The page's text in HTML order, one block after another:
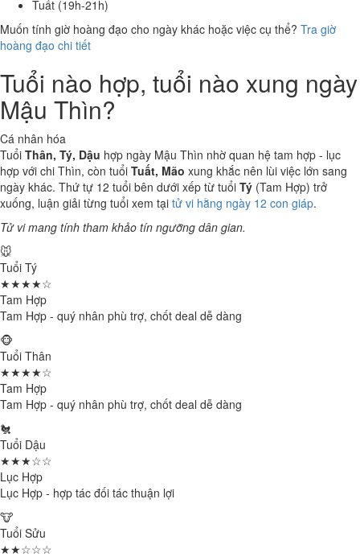
Tuất (19h-21h)
Muốn tính giờ hoàng đạo cho ngày khác hoặc việc cụ thể? Tra giờ
hoàng đạo chi tiết
Tuổi nào hợp, tuổi nào xung ngày
Mậu Thìn?
Cá nhân hóa
Tuổi Thân, Tý, Dậu hợp ngày Mậu Thìn nhờ quan hệ tam hợp - lục
hợp với chi Thìn, còn tuổi Tuất, Mão xung khắc nên lùi việc lớn sang
ngày khác. Thứ tự 12 tuổi bên dưới xếp từ tuổi Tý (Tam Hợp) trở
xuống, luận giải từng tuổi xem tại tử vi hằng ngày 12 con giáp.
Tử vi mang tính tham khảo tín ngưỡng dân gian.
🐭
Tuổi Tý
★★★★☆
Tam Hợp
Tam Hợp - quý nhân phù trợ, chốt deal dễ dàng
🐵
Tuổi Thân
★★★★☆
Tam Hợp
Tam Hợp - quý nhân phù trợ, chốt deal dễ dàng
🐔
Tuổi Dậu
★★★☆☆
Lục Hợp
Lục Hợp - hợp tác đối tác thuận lợi
🐮
Tuổi Sửu
★★☆☆☆